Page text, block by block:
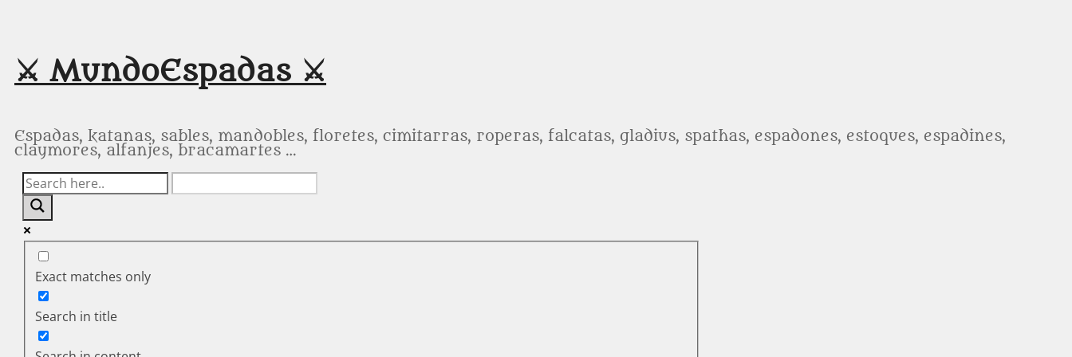
contenido
⚔️ MundoEspadas ⚔️
Espadas, katanas, sables, mandobles, floretes, cimitarras, roperas, falcatas, gladius, spathas, espadones, estoques, espadines,
claymores, alfanjes, bracamartes …
Exact matches only
Search in title